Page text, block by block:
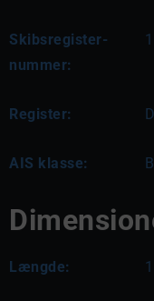
Skibsregister-
nummer:
Register:
AIS klasse: B
Længde: